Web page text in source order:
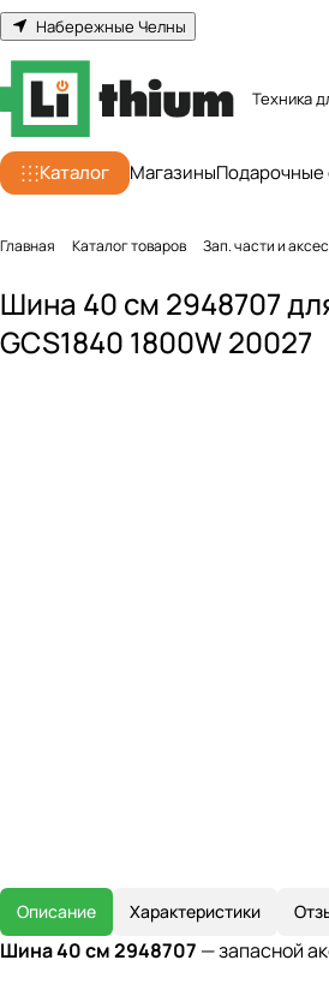
Набережные Челны
Техника
Каталог МагазиныПодарочные
Главная Каталог товаров Зап. части и
Шина 40 см 2948707
GCS1840 1800W 20027
Описание Характеристики
Шина 40 см 2948707 — запасной